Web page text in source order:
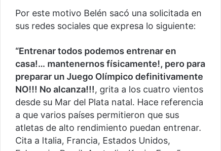
Por este motivo Belén sacó una solicitada en
sus redes sociales que expresa lo siguiente:
“Entrenar todos podemos entrenar en
casa!… mantenernos físicamente!, pero para
preparar un Juego Olímpico definitivamente
NO!!! No alcanza!!!, grita a los cuatro vientos
desde su Mar del Plata natal. Hace referencia
a que varios países permitieron que sus
atletas de alto rendimiento puedan entrenar.
Cita a Italia, Francia, Estados Unidos,